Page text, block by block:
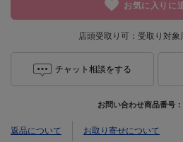
お気に入りに
店頭受取り可： 受取り対象
チャット相談をする
お問い合わせ商品番号：
返品について お取り寄せについて